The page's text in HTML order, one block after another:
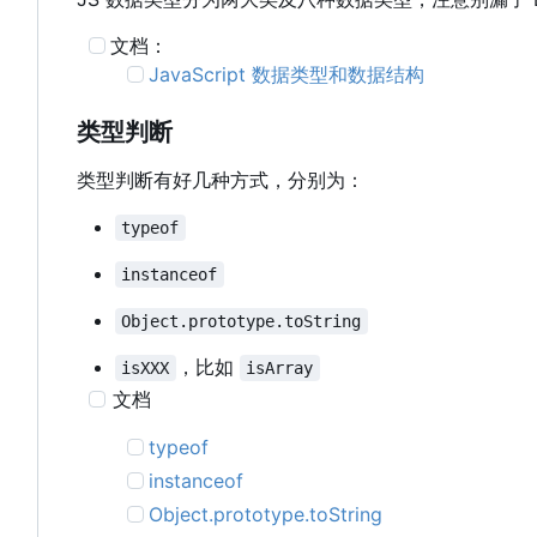
文档：
JavaScript 数据类型和数据结构
类型判断
类型判断有好几种方式，分别为：
typeof
instanceof
Object.prototype.toString
isXXX ，比如 isArray
文档
typeof
instanceof
Object.prototype.toString